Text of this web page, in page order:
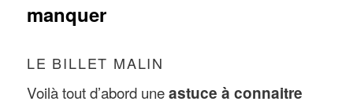
manquer
LE BILLET MALIN
Voilà tout d’abord uneastuce à connaitre